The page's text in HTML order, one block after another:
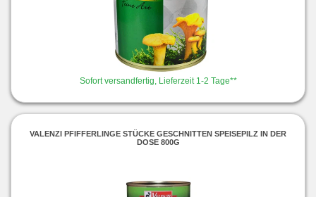
Sofort versandfertig, Lieferzeit 1-2 Tage**
VALENZI PFIFFERLINGE STÜCKE GESCHNITTEN SPEISEPILZ IN DER
DOSE 800G